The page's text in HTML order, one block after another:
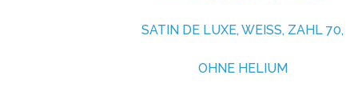
SATIN DE LUXE, WEISS, ZAHL 70, O
HNE HELIUM